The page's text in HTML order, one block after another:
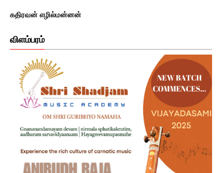
கதிரவன் எழில்மன்னன்
விளம்பரம்